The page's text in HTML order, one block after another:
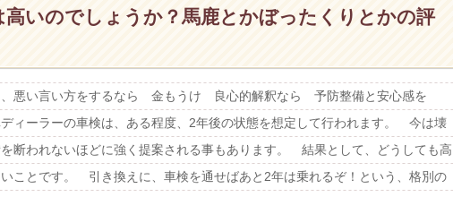
高いのでしょうか？馬鹿とかぼったくりとかの評
、悪い言い方をするなら 金もうけ 良心的解釈なら 予防整備と安心感を
ィーラーの車検は、ある程度、2年後の状態を想定して行われます。 今は壊
断われないほどに強く提案される事もあります。 結果として、どうしても高
ことです。 引き換えに、車検を通せばあと2年は乗れるぞ！という、格別の